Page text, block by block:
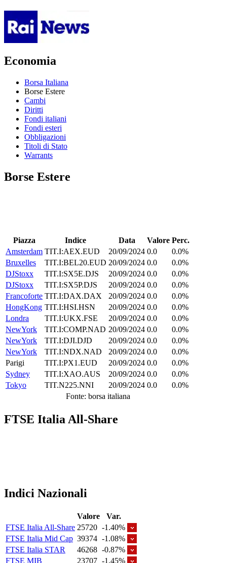
Economia
Borsa Italiana
Borse Estere
Cambi
Diritti
Fondi italiani
Fondi esteri
Obbligazioni
Titoli di Stato
Warrants
Borse Estere
Piazza Indice Data Valore Perc.
Amsterdam TIT.I:AEX.EUD 20/09/2024 0.0
0.0%
Bruxelles
TIT.I:BEL20.EUD 20/09/2024 0.0
0.0%
DJStoxx
TIT.I:SX5E.DJS 20/09/2024 0.0
0.0%
DJStoxx
TIT.I:SX5P.DJS 20/09/2024 0.0
0.0%
Francoforte TIT.I:DAX.DAX 20/09/2024 0.0
0.0%
HongKong TIT.I:HSI.HSN 20/09/2024 0.0
0.0%
Londra
TIT.I:UKX.FSE 20/09/2024 0.0
0.0%
NewYork
TIT.I:COMP.NAD 20/09/2024 0.0
0.0%
NewYork
TIT.I:DJI.DJD 20/09/2024 0.0
0.0%
NewYork
TIT.I:NDX.NAD 20/09/2024 0.0
0.0%
Parigi
TIT.I:PX1.EUD 20/09/2024 0.0
0.0%
Sydney
TIT.I:XAO.AUS 20/09/2024 0.0
0.0%
Tokyo
TIT.N225.NNI 20/09/2024 0.0
0.0%
Fonte: borsa italiana
FTSE Italia All-Share
Indici Nazionali
Valore
Var.
FTSE Italia All-Share 25720 -1.40%
FTSE Italia Mid Cap 39374 -1.08%
FTSE Italia STAR
46268 -0.87%
FTSE MIB
23707 -1.45%